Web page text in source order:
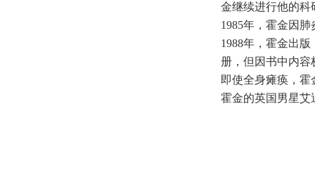
金继续进行他的科
1985年，霍金因
1988年，霍金出
册，但因书中内容
即使全身瘫痪，
霍金的英国男星艾